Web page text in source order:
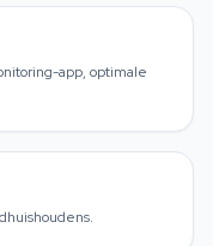
app, optimale